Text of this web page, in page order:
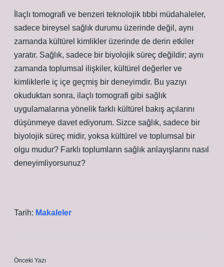
İlaçlı tomografi ve benzeri teknolojik tıbbi müdahaleler,
sadece bireysel sağlık durumu üzerinde değil, aynı
zamanda kültürel kimlikler üzerinde de derin etkiler
yaratır. Sağlık, sadece bir biyolojik süreç değildir; aynı
zamanda toplumsal ilişkiler, kültürel değerler ve
kimliklerle iç içe geçmiş bir deneyimdir. Bu yazıyı
okuduktan sonra, ilaçlı tomografi gibi sağlık
uygulamalarına yönelik farklı kültürel bakış açılarını
düşünmeye davet ediyorum. Sizce sağlık, sadece bir
biyolojik süreç midir, yoksa kültürel ve toplumsal bir
olgu mudur? Farklı toplumların sağlık anlayışlarını nasıl
deneyimliyorsunuz?
Tarih: Makaleler
Önceki Yazı